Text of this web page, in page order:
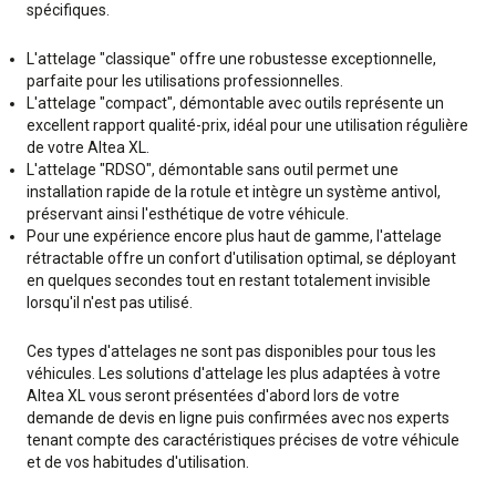
spécifiques.
L'attelage "classique" offre une robustesse exceptionnelle,
parfaite pour les utilisations professionnelles.
L'attelage "compact", démontable avec outils représente un
excellent rapport qualité-prix, idéal pour une utilisation régulière
de votre Altea XL.
L'attelage "RDSO", démontable sans outil permet une
installation rapide de la rotule et intègre un système antivol,
préservant ainsi l'esthétique de votre véhicule.
Pour une expérience encore plus haut de gamme, l'attelage
rétractable offre un confort d'utilisation optimal, se déployant
en quelques secondes tout en restant totalement invisible
lorsqu'il n'est pas utilisé.
Ces types d'attelages ne sont pas disponibles pour tous les
véhicules. Les solutions d'attelage les plus adaptées à votre
Altea XL vous seront présentées d'abord lors de votre
demande de devis en ligne puis confirmées avec nos experts
tenant compte des caractéristiques précises de votre véhicule
et de vos habitudes d'utilisation.